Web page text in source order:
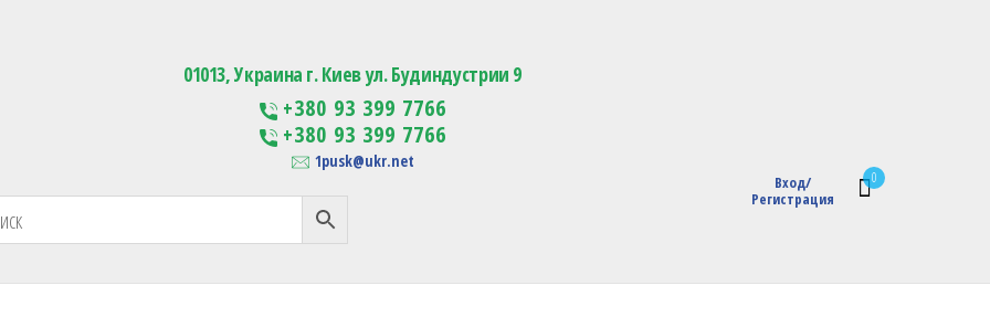
Изготовление сувенирной продукции с логотипом
0
Вход/
Регистрация
01013, Украина г. Киев ул. Будиндустрии 9
+380 93 399 7766
+380 93 399 7766
1pusk@ukr.net